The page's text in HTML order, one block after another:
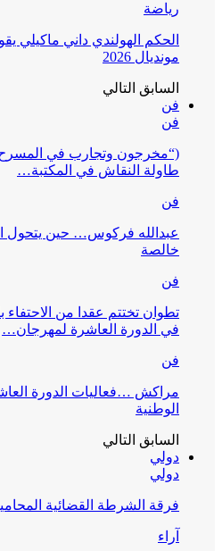
رياضة
الحكم الهولندي داني ماكيلي
مونديال 2026
السابق التالي
فن
فن
(“مخرجون وتجارب في المسرح
طاولة النقاش في المكتبة…
فن
عبدالله فركوس… حين يتحول
خالصة
فن
تطوان تختتم عقدا من الاحتفاء
في الدورة العاشرة لمهرجان…
فن
مراكش …فعاليات الدورة
الوطنية
السابق التالي
دولي
دولي
فرقة الشرطة القضائية
آراء